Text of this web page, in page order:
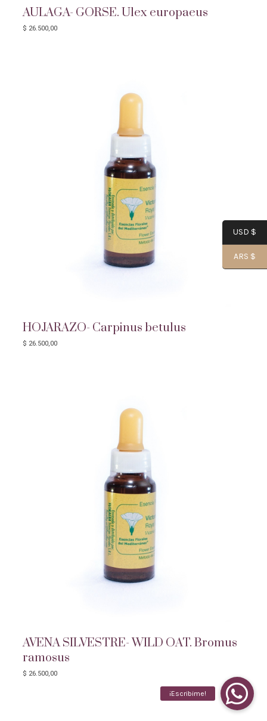
AULAGA- GORSE. Ulex europaeus
$ 26.500,00
HOJARAZO- Carpinus betulus
$ 26.500,00
AVENA SILVESTRE- WILD OAT. Bromus
ramosus
$ 26.500,00
USD $
ARS $